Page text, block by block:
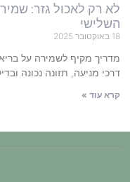
לא רק לאכול גזר:
השלישי
18 באוקטובר 2025
מדריך מקיף לשמירה על
דרכי מניעה, תזונה נכונה
קרא עוד »